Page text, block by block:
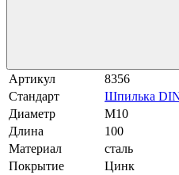
Артикул
8356
Стандарт
Шпилька
Диаметр
М10
Длина
100
Материал
сталь
Покрытие
Цинк